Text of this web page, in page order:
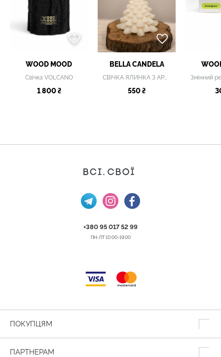
WOOD MOOD
Свічка VOLCANO
1 800 ₴
BELLA CANDELA
550 ₴
+380 95 017 52 99
ПН-ПТ 10:00-19:00
ПОКУПЦЯМ
ПАРТНЕРАМ